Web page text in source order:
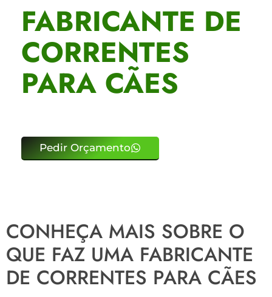
FABRICANTE DE
CORRENTES
PARA CÃES
Pedir Orçamento
CONHEÇA MAIS SOBRE O
QUE FAZ UMA FABRICANTE
DE CORRENTES PARA CÃES